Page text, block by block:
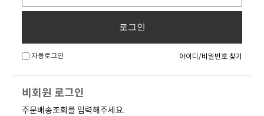
로그인
자동로그인 아이디/비밀번호 찾기
비회원 로그인
주문배송조회를 입력해주세요.